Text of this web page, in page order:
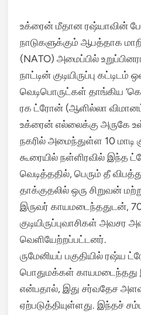
உக்ரைன் மீதான ரஷ்யாவின்
நாடுகளுக்கும் ஆபத்தாக
(NATO) அமைப்பில்
நாட்டின் குடியிருப்பு
வெடிபொருட்கள் தாங்கிய
ரக ட்ரோன் (ஆளில்லா
உக்ரைன் எல்லைக்கு அருகே
நகரில் அமைந்துள்ள 10 மாடி
கூரையில் நள்ளிரவில் இந்த
வெடித்ததில், பெரும் தீ
தாக்குதலில் ஒரு சிறுவன்
இருவர் காயமடைந்ததுடன்,
குடியிருப்புவாசிகள் அவசர
வெளியேற்றப்பட்டனர்.
ருமேனியப் பகுதியில் ரஷ்ய
பொதுமக்கள் காயமடைந்தது
என்பதால், இது சர்வதேச
ஏற்படுத்தியுள்ளது. இந்தச்